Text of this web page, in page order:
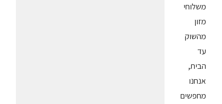
משלוחי
מזון
מהשוק
עד
הבית,
אנחנו
מחפשים